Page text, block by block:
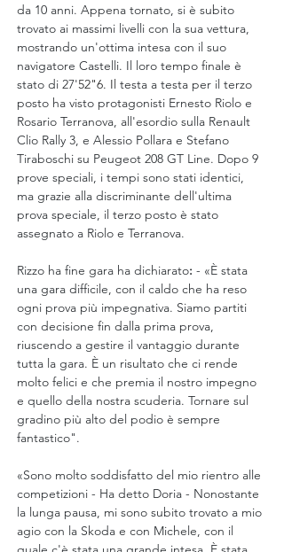
da 10 anni. Appena tornato, si è subito
trovato ai massimi livelli con la sua vettura,
mostrando un'ottima intesa con il suo
navigatore Castelli. Il loro tempo finale è
stato di 27'52"6. Il testa a testa per il terzo
posto ha visto protagonisti Ernesto Riolo e
Rosario Terranova, all'esordio sulla Renault
Clio Rally 3, e Alessio Pollara e Stefano
Tiraboschi su Peugeot 208 GT Line. Dopo 9
prove speciali, i tempi sono stati identici,
ma grazie alla discriminante dell'ultima
prova speciale, il terzo posto è stato
assegnato a Riolo e Terranova.
Rizzo ha fine gara ha dichiarato: - «È stata
una gara difficile, con il caldo che ha reso
ogni prova più impegnativa. Siamo partiti
con decisione fin dalla prima prova,
riuscendo a gestire il vantaggio durante
tutta la gara. È un risultato che ci rende
molto felici e che premia il nostro impegno
e quello della nostra scuderia. Tornare sul
gradino più alto del podio è sempre
fantastico".
«Sono molto soddisfatto del mio rientro alle
competizioni - Ha detto Doria - Nonostante
la lunga pausa, mi sono subito trovato a mio
agio con la Skoda e con Michele, con il